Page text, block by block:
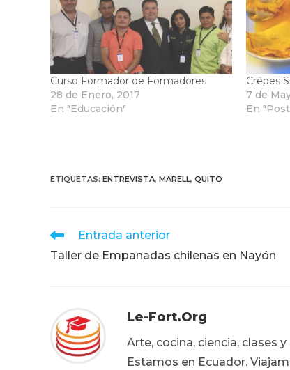
Curso Formador de Formadores
28 de Enero, 2017
En "Educación"
Crêpes
7 de
En
ETIQUETAS: ENTREVISTA, MARELL, QUITO
Leer
artículos
Entrada anterior
Taller de Empanadas chilenas en Nayón
Le-Fort.org
Arte, cocina, ciencia, clases
Estamos en Ecuador.